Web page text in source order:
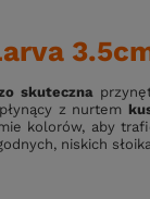
skuteczna
z nurtem
kolorów, aby
niskich